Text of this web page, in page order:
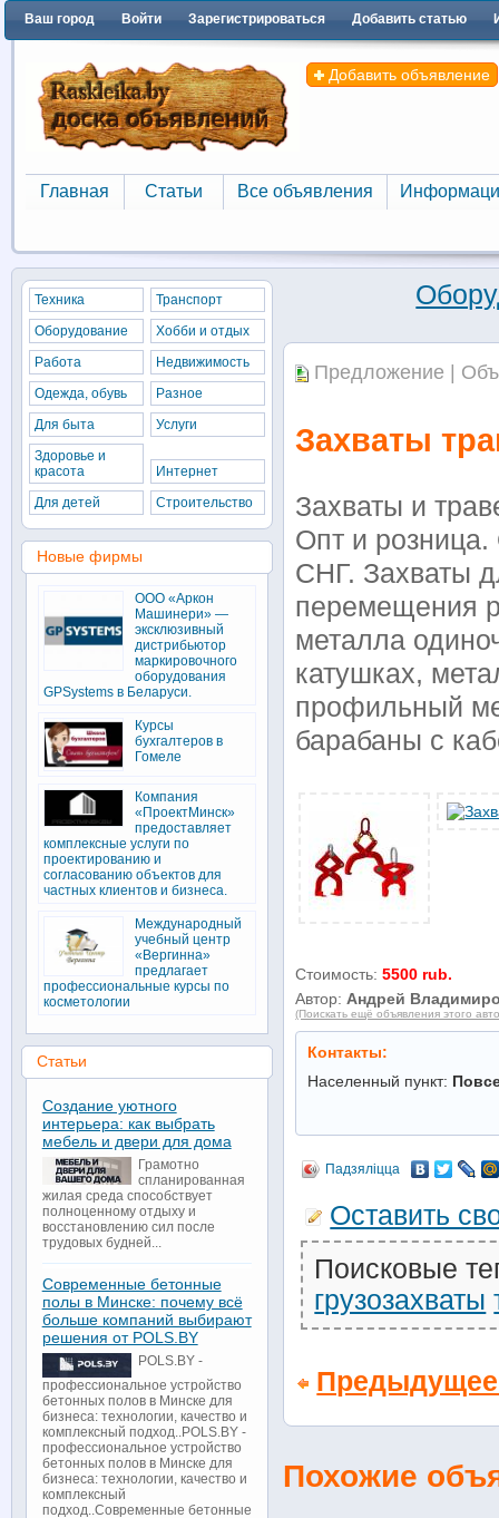
Ваш город Войти Зарегистрироваться Добавить статью
Добавить объявление
Главная
Главная
Статьи
Статьи
Все объявления
Все объявления
Предложение |
Захваты
Захваты и
Опт и розница.
СНГ. Захваты
перемещения
металла
катушках,
профильный
барабаны с
Стоимость:5500 rub.
Автор: Андрей
(Поискать ещё объявления этого
Контакты:
Населенный пункт:
Падзяліцца
Оставить
Поисковые
грузозахваты
Похожие
Техника
Транспорт
Оборудование
Хобби и отдых
Работа
Недвижимость
Одежда, обувь
Разное
Для быта
Услуги
Здоровье и
красота
Интернет
Для детей
Строительство
Новые фирмы
ООО «Аркон
Машинери» —
эксклюзивный
дистрибьютор
маркировочного
оборудования
GPSystems в Беларуси.
Курсы
бухгалтеров в
Гомеле
Компания
«ПроектМинск»
предоставляет
комплексные услуги по
проектированию и
согласованию объектов для
частных клиентов и бизнеса.
Международный
учебный центр
«Вергинна»
предлагает
профессиональные курсы по
косметологии
Статьи
Создание уютного
интерьера: как выбрать
мебель и двери для дома
Грамотно
спланированная
жилая среда способствует
полноценному отдыху и
восстановлению сил после
трудовых будней...
Современные бетонные
полы в Минске: почему всё
больше компаний выбирают
решения от POLS.BY
POLS.BY -
профессиональное устройство
бетонных полов в Минске для
бизнеса: технологии, качество и
комплексный подход..POLS.BY -
профессиональное устройство
бетонных полов в Минске для
бизнеса: технологии, качество и
комплексный
подход..Современные бетонные